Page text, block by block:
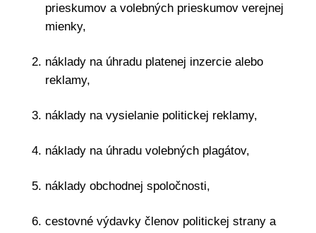
prieskumov a volebných prieskumov verejnej
mienky,
náklady na úhradu platenej inzercie alebo
reklamy,
náklady na vysielanie politickej reklamy,
náklady na úhradu volebných plagátov,
náklady obchodnej spoločnosti,
cestovné výdavky členov politickej strany a